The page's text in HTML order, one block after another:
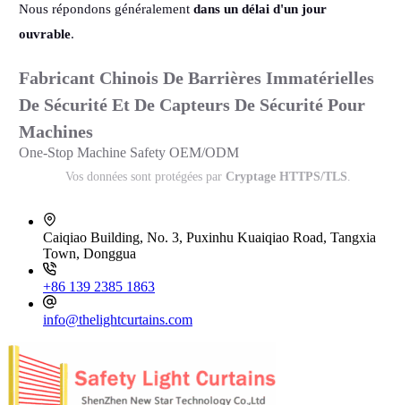
Nous répondons généralementdans un délai d'un jour
ouvrable.
Fabricant Chinois De Barrières Immatérielles
De Sécurité Et De Capteurs De Sécurité Pour
Machines
One-Stop Machine Safety OEM/ODM
Vos données sont protégées par Cryptage HTTPS/TLS
Caiqiao Building, No. 3, Puxinhu Kuaiqiao Road, Tangxia
Town, Donggua
+86 139 2385 1863
info@thelightcurtains.com